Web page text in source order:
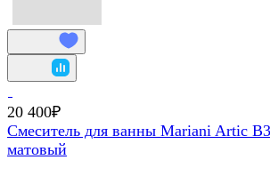
20 400₽
Смеситель для ванны Mariani Artic
матовый